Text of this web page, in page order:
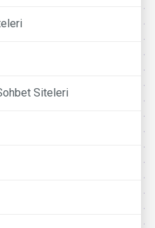
Siteleri